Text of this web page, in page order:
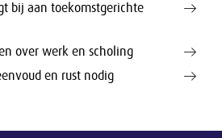
bij aan toekomstgerichte
over werk en scholing
en rust nodig